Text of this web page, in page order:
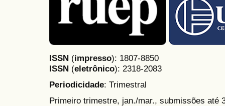
ISSN (impresso): 1807-8850
ISSN (eletrônico): 2318-2083
Periodicidade: Trimestral
Primeiro trimestre, jan./mar., submissões até